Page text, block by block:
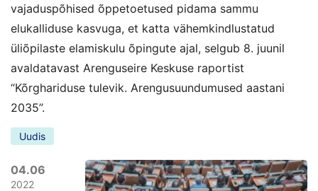
vajaduspõhised õppetoetused pidama sammu
elukalliduse kasvuga, et katta vähemkindlustatud
üliõpilaste elamiskulu õpingute ajal, selgub 8. juunil
avaldatavast Arenguseire Keskuse raportist
“Kõrghariduse tulevik. Arengusuundumused aastani
2035”.
Uudis
04.06
2022